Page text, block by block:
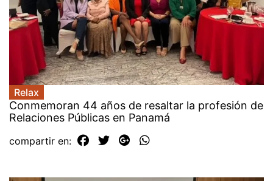
Relax
Conmemoran 44 años de resaltar la profesión de
Relaciones Públicas en Panamá
compartir en: